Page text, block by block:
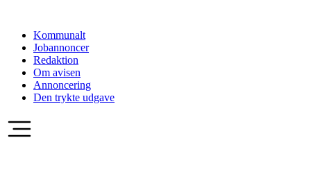
indholdKommunalt
Jobannoncer
Redaktion
Om avisen
Annoncering
Den trykte udgave